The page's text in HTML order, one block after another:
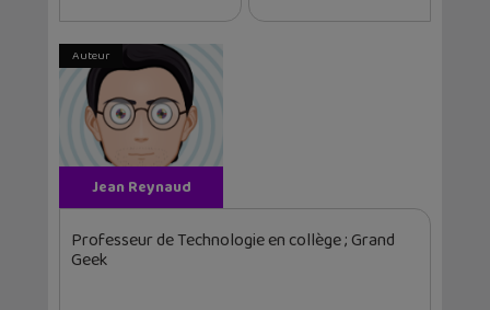
Auteur
Jean Reynaud
Professeur de Technologie en collège ; Grand
Geek